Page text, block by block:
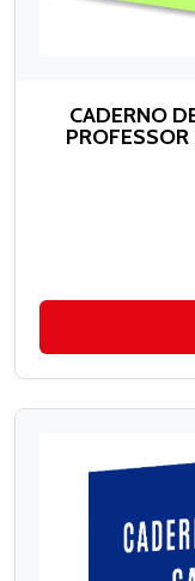
CADERNO